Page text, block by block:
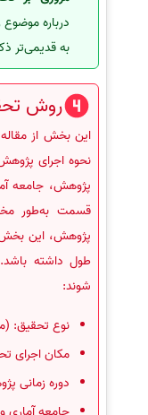
درباره
به قدیمی‌تر
روش
این بخش از
نحوه اجرای
پژوهش، جامعه
قسمت به‌طور
پژوهش، این
طول داشته
شوند:
نوع تحقیق:
مکان اجرای
دوره زمانی